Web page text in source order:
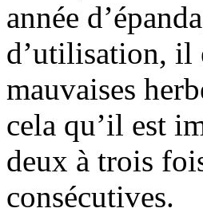
année
d’utilisation, il
mauvaises
cela qu’il est
deux à trois
consécutives.